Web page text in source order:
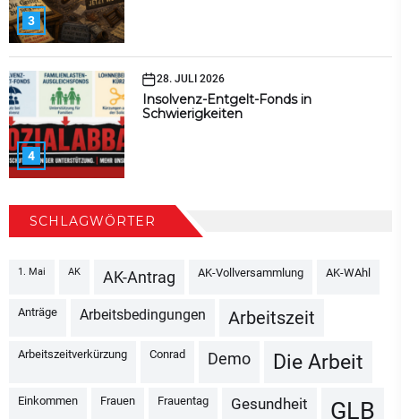
3
4
28. JULI 2026
Insolvenz-Entgelt-Fonds in
Schwierigkeiten
SCHLAGWÖRTER
1. Mai AK AK-Antrag AK-Vollversammlung AK-WAhl
Anträge Arbeitsbedingungen Arbeitszeit
Arbeitszeitverkürzung Conrad Demo Die Arbeit
Einkommen Frauen Frauentag Gesundheit GLB